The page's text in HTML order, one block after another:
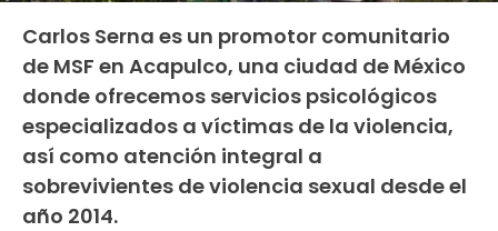
Carlos Serna es un promotor comunitario
de MSF en Acapulco, una ciudad de México
donde ofrecemos servicios psicológicos
especializados a víctimas de la violencia,
así como atención integral a
sobrevivientes de violencia sexual desde el
año 2014.